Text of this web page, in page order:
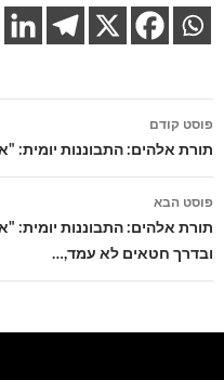
ניווט
בפוסטים
פוסט קודם
תורת אלהים: התבוננות
פוסט הבא
תורת אלהים: התבוננות
ובדרך חטאים לא עמד,…